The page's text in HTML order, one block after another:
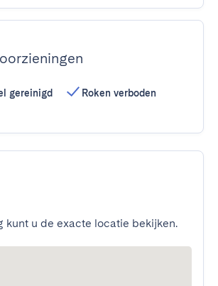
gereinigd Roken verboden
kunt u de exacte locatie bekijken.